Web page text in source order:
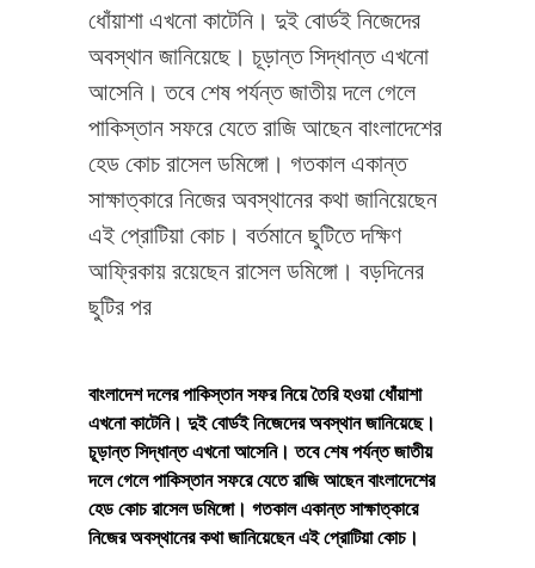
ধোঁয়াশা এখনো কাটেনি। দুই বোর্ডই নিজেদের
অবস্থান জানিয়েছে। চূড়ান্ত সিদ্ধান্ত এখনো
আসেনি। তবে শেষ পর্যন্ত জাতীয় দলে গেলে
পাকিস্তান সফরে যেতে রাজি আছেন বাংলাদেশের
হেড কোচ রাসেল ডমিঙ্গো। গতকাল একান্ত
সাক্ষাত্কারে নিজের অবস্থানের কথা জানিয়েছেন
এই প্রোটিয়া কোচ। বর্তমানে ছুটিতে দক্ষিণ
আফ্রিকায় রয়েছেন রাসেল ডমিঙ্গো। বড়দিনের
ছুটির পর
বাংলাদেশ দলের পাকিস্তান সফর নিয়ে তৈরি হওয়া ধোঁয়াশা
এখনো কাটেনি। দুই বোর্ডই নিজেদের অবস্থান জানিয়েছে।
চূড়ান্ত সিদ্ধান্ত এখনো আসেনি। তবে শেষ পর্যন্ত জাতীয়
দলে গেলে পাকিস্তান সফরে যেতে রাজি আছেন বাংলাদেশের
হেড কোচ রাসেল ডমিঙ্গো। গতকাল একান্ত সাক্ষাত্কারে
নিজের অবস্থানের কথা জানিয়েছেন এই প্রোটিয়া কোচ।